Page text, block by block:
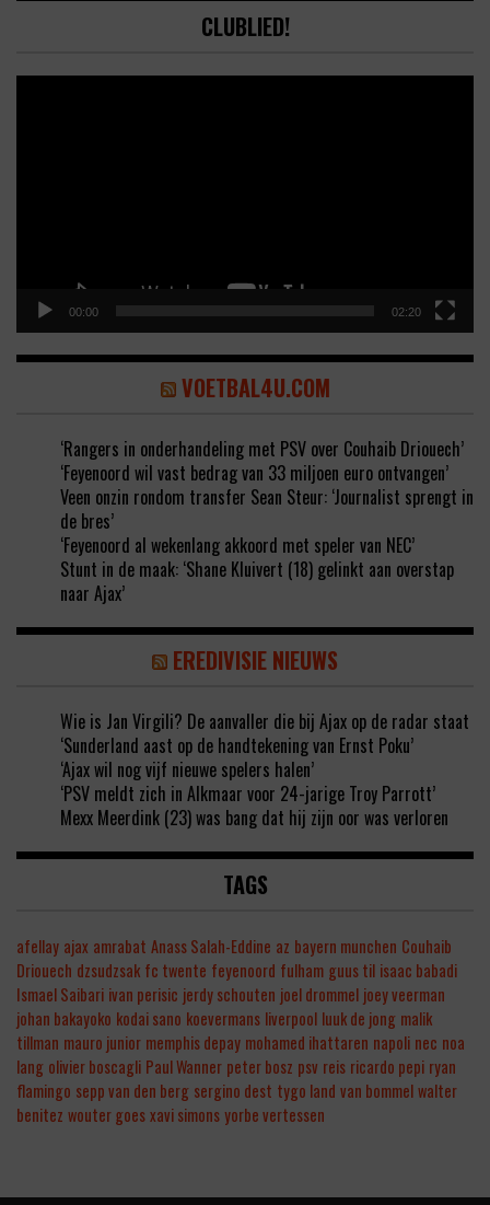
CLUBLIED!
00:00 02:20
VOETBAL4U.COM
‘Rangers in onderhandeling met PSV over Couhaib Driouech’
‘Feyenoord wil vast bedrag van 33 miljoen euro ontvangen’
Veen onzin rondom transfer Sean Steur: ‘Journalist sprengt in
de bres’
‘Feyenoord al wekenlang akkoord met speler van NEC’
Stunt in de maak: ‘Shane Kluivert (18) gelinkt aan overstap
naar Ajax’
EREDIVISIE NIEUWS
Wie is Jan Virgili? De aanvaller die bij Ajax op de radar staat
‘Sunderland aast op de handtekening van Ernst Poku’
‘Ajax wil nog vijf nieuwe spelers halen’
‘PSV meldt zich in Alkmaar voor 24-jarige Troy Parrott’
Mexx Meerdink (23) was bang dat hij zijn oor was verloren
TAGS
afellay ajax amrabat Anass Salah-Eddine az bayern munchen Couhaib
Driouech dzsudzsak fc twente feyenoord fulham guus til isaac babadi
Ismael Saibari ivan perisic jerdy schouten joel drommel joey veerman
johan bakayoko kodai sano koevermans liverpool luuk de jong malik
tillman mauro junior memphis depay mohamed ihattaren napoli nec noa
lang olivier boscagli Paul Wanner peter bosz psv reis ricardo pepi ryan
flamingo sepp van den berg sergino dest tygo land van bommelwalter
benitez wouter goesxavi simonsyorbe vertessen